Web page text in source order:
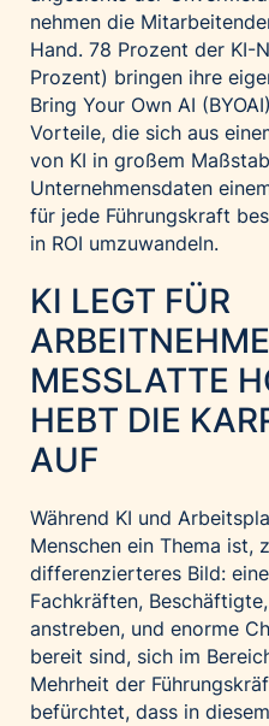
nehmen die
Hand. 78 Prozent der KI-
Prozent) bringen ihre
Bring Your Own AI
Vorteile, die sich aus
von KI in großem
Unternehmensdaten
für jede Führungskraft
in ROI umzuwandeln.
KI LEGT FÜR
MESSLATTE
HEBT DIE
AUF
Während KI und
Menschen ein Thema ist,
differenzierteres Bild:
Fachkräften,
anstreben, und enorme
bereit sind, sich im
Mehrheit der
befürchtet, dass in